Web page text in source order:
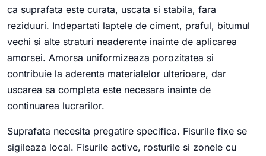
ca suprafata este curata, uscata si stabila, fara
reziduuri. Indepartati laptele de ciment, praful, bitumul
vechi si alte straturi neaderente inainte de aplicarea
amorsei. Amorsa uniformizeaza porozitatea si
contribuie la aderenta materialelor ulterioare, dar
uscarea sa completa este necesara inainte de
continuarea lucrarilor.
Suprafata necesita pregatire specifica. Fisurile fixe se
sigileaza local. Fisurile active, rosturile si zonele cu